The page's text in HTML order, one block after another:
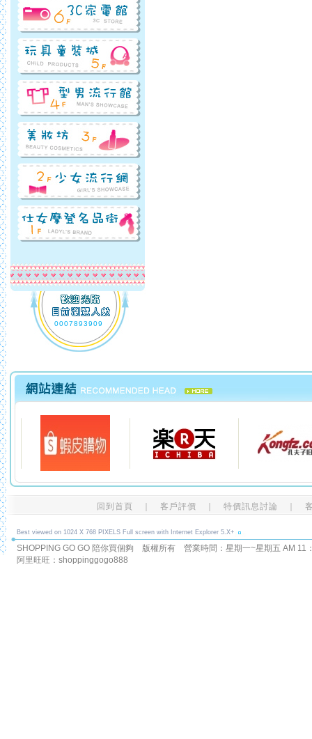
0007893909
回到首頁 客戶評價 特價訊息討論
Best viewed on 1024 X 768 PIXELS Full screen with Internet Explorer 5.X+
SHOPPING GO GO 陪你買個夠 版權所有 營業時間：星期一~星期五 AM
阿里旺旺：shoppinggogo888